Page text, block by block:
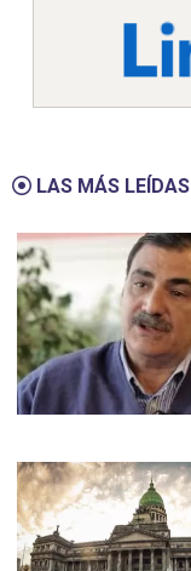
LAS MÁS LEÍDAS